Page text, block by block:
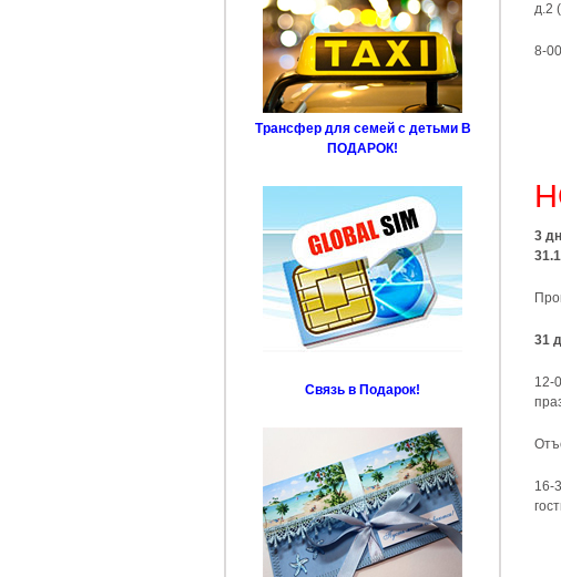
д.2
8-
3
31
12-
16-
Трансфер для семей с детьми В
ПОДАРОК!
Связь в Подарок!